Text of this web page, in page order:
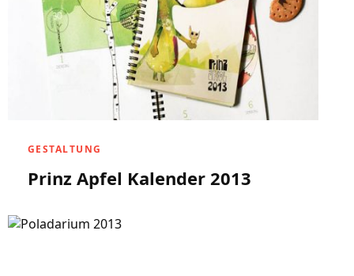
GESTALTUNG
Prinz Apfel Kalender 2013